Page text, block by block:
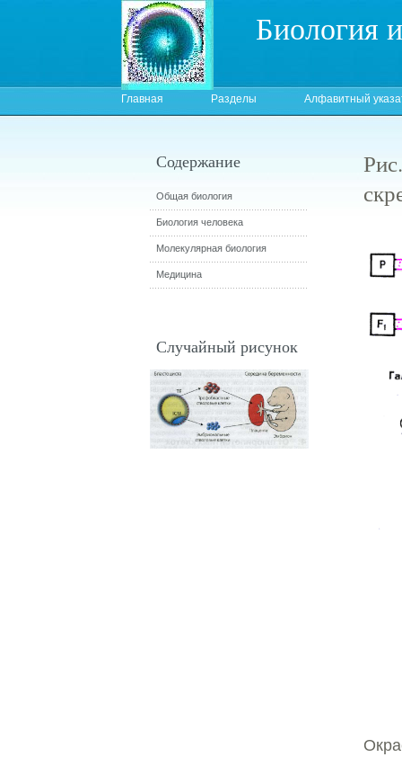
Биология
Главная Разделы Алфавитный
Содержание
Общая биология
Биология человека
Молекулярная биология
Медицина
Случайный рисунок